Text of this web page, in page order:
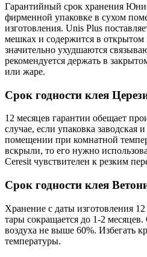
Гарантийный срок хранения
фирменной упаковке в сухом
изготовления. Unis Plus
мешках и содержится в открытом
значительно ухудшаются
рекомендуется держать в
или жаре.
Срок годности клея
12 месяцев гарантии обещает
случае, если упаковка заводская
помещении при комнатной
вскрыли, то его нужно
Ceresit чувствителен к резким
Срок годности клея
Хранение с даты изготовления
тары сокращается до 1-2
воздуха не выше 60%. Избегать
температуры.